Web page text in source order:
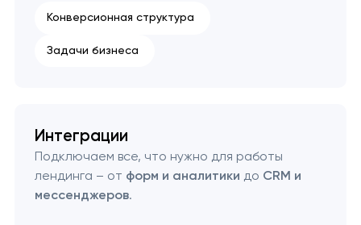
Конверсионная структура
Задачи бизнеса
Интеграции
Подключаем все, что нужно для работы
лендинга – от форм и аналитики до CRM и
мессенджеров.